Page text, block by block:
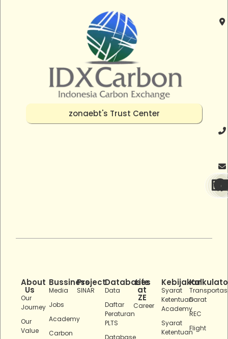
zonaebt's Trust Center
About
Us
Our
Journey
Our
Value
Bussiness
Media
Jobs
Academy
Carbon
Project
SINAR
Databases
Data
Daftar
Peraturan
PLTS
Database
Life
at
ZE
Career
Kebijakan
Syarat
Ketentuan
Academy
Syarat
Ketentuan
Darat
REC
Flight